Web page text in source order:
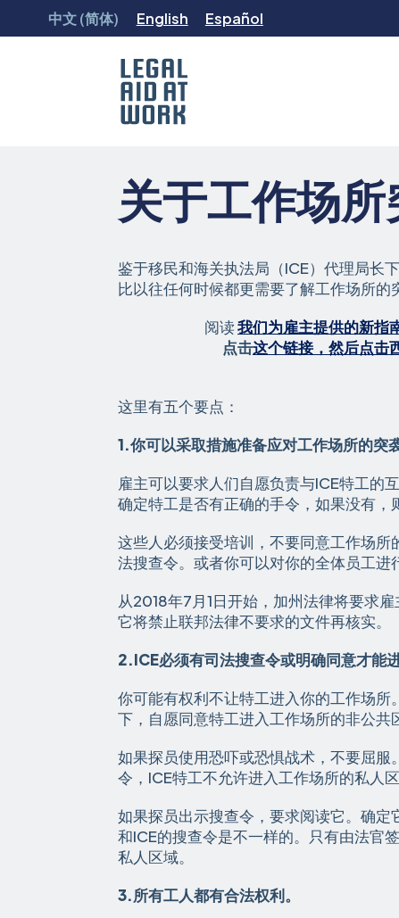
中文 (简体) English Español
at
Work
关于工作场
鉴于移民和海关执法局（ICE）代理局长
比以往任何时候都更需要了解工作场所的
阅读我们为雇主提供的新指
点击这个链接，然后点击
这里有五个要点：
1.你可以采取措施准备应对工作场所的突袭
雇主可以要求人们自愿负责与ICE特工的
确定特工是否有正确的手令，如果没有，
这些人必须接受培训，不要同意工作场
法搜查令。或者你可以对你的全体员工进
从2018年7月1日开始，加州法律将要求
它将禁止联邦法律不要求的文件再核实。
2.ICE必须有司法搜查令或明确同意才能
你可能有权利不让特工进入你的工作场所
下，自愿同意特工进入工作场所的非公共
如果探员使用恐吓或恐惧战术，不要屈
令，ICE特工不允许进入工作场所的私人
如果探员出示搜查令，要求阅读它。确
和ICE的搜查令是不一样的。只有由法官
私人区域。
3.所有工人都有合法权利。